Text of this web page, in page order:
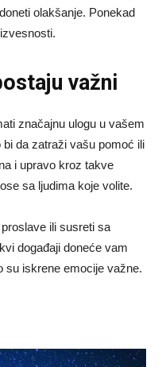
olakšanje. Ponekad
važni
značajnu ulogu u vašem
da zatraži vašu pomoć ili
i upravo kroz takve
sa ljudima koje volite.
ili susreti sa
događaji doneće vam
su iskrene emocije važne.